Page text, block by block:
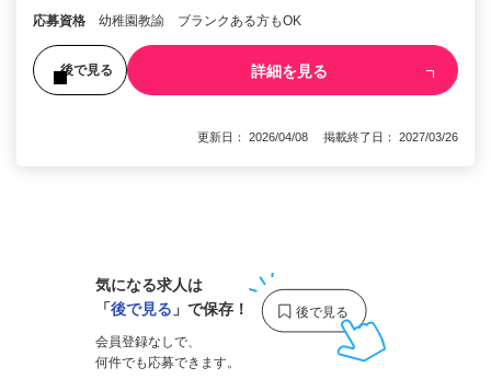
応募資格 幼稚園教諭 ブランクある方もOK
後で見る 詳細を見る
更新日： 2026/04/08 掲載終了日： 2027/03/26
気になる求人は
「後で見る 」で保存！
会員登録なしで、
何件でも応募できます。